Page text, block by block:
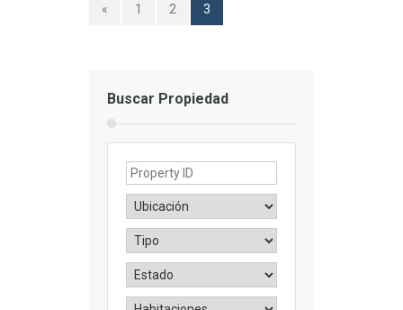
« 1 2 3
Buscar Propiedad